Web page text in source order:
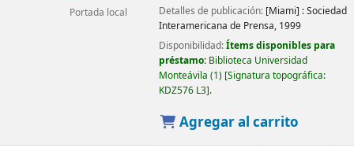
Portada local
Detalles de publicación: [Miami] :Sociedad
Interamericana de Prensa, 1999
Disponibilidad:Ítems disponibles para
préstamo: Biblioteca Universidad
Monteávila (1) Signatura topográfica:
KDZ576 L3 .
Agregar al carrito